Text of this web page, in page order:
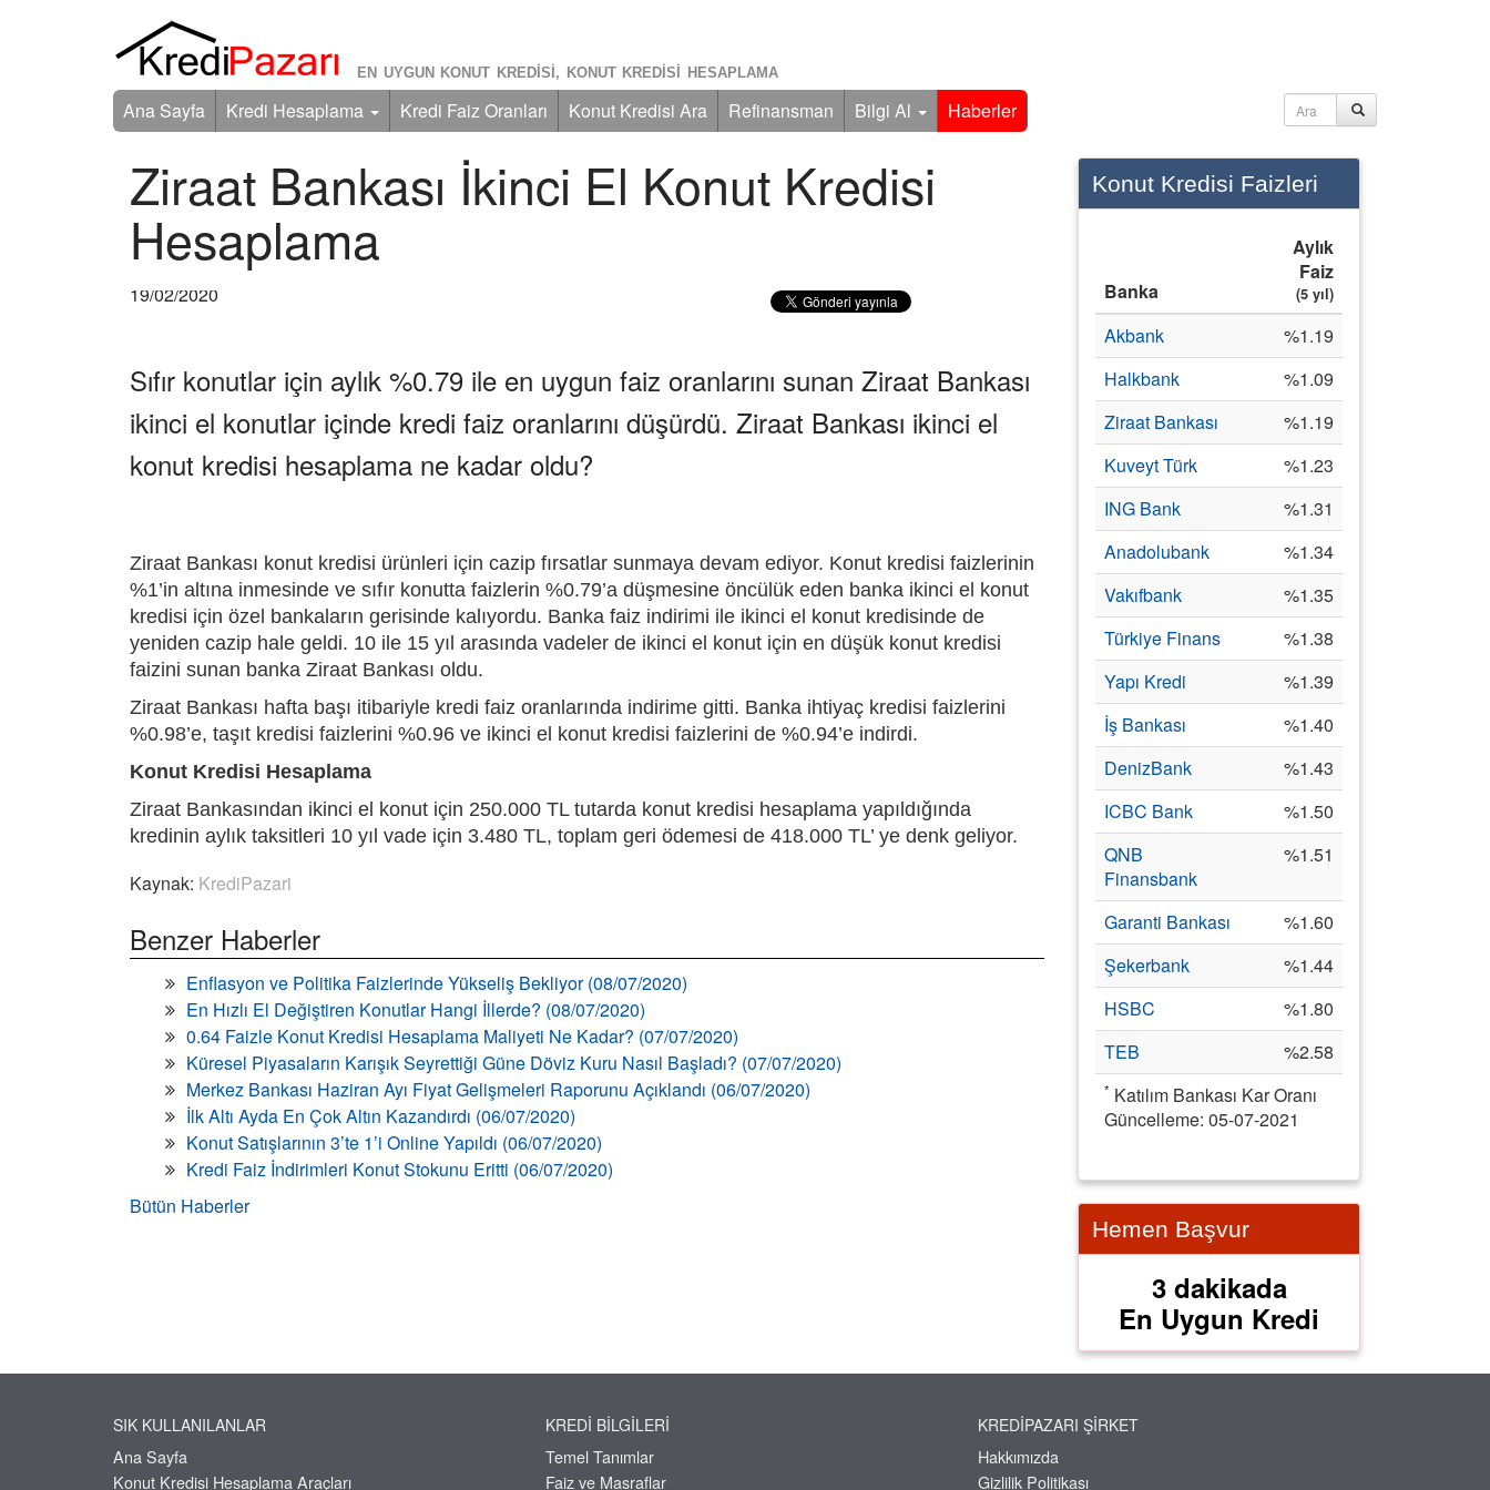
EN UYGUN KONUT KREDISI, KONUT KREDISI HESAPLAMA
Ana Sayfa Kredi Hesaplama Kredi Faiz Oranları Konut Kredisi Ara Refinansman Bilgi Al Haberler
Ziraat Bankası İkinci El Konut Kredisi
Hesaplama
19/02/2020
Sıfır konutlar için aylık %0.79 ile en uygun faiz oranlarını sunan Ziraat Bankası
ikinci el konutlar içinde kredi faiz oranlarını düşürdü. Ziraat Bankası ikinci el
konut kredisi hesaplama ne kadar oldu?
Ziraat Bankası konut kredisi ürünleri için cazip fırsatlar sunmaya devam ediyor. Konut kredisi faizlerinin
%1’in altına inmesinde ve sıfır konutta faizlerin %0.79’a düşmesine öncülük eden banka ikinci el konut
kredisi için özel bankaların gerisinde kalıyordu. Banka faiz indirimi ile ikinci el konut kredisinde de
yeniden cazip hale geldi. 10 ile 15 yıl arasında vadeler de ikinci el konut için en düşük konut kredisi
faizini sunan banka Ziraat Bankası oldu.
Ziraat Bankası hafta başı itibariyle kredi faiz oranlarında indirime gitti. Banka ihtiyaç kredisi faizlerini
%0.98’e, taşıt kredisi faizlerini %0.96 ve ikinci el konut kredisi faizlerini de %0.94’e indirdi.
Konut Kredisi Hesaplama
Ziraat Bankasından ikinci el konut için 250.000 TL tutarda konut kredisi hesaplama yapıldığında
kredinin aylık taksitleri 10 yıl vade için 3.480 TL, toplam geri ödemesi de 418.000 TL’ ye denk geliyor.
Kaynak: KrediPazari
Benzer Haberler
Enflasyon ve Politika Faizlerinde Yükseliş Bekliyor (08/07/2020)
En Hızlı El Değiştiren Konutlar Hangi İllerde? (08/07/2020)
0.64 Faizle Konut Kredisi Hesaplama Maliyeti Ne Kadar? (07/07/2020)
Küresel Piyasaların Karışık Seyrettiği Güne Döviz Kuru Nasıl Başladı? (07/07/2020)
Merkez Bankası Haziran Ayı Fiyat Gelişmeleri Raporunu Açıklandı (06/07/2020)
İlk Altı Ayda En Çok Altın Kazandırdı (06/07/2020)
Konut Satışlarının 3’te 1’i Online Yapıldı (06/07/2020)
Kredi Faiz İndirimleri Konut Stokunu Eritti (06/07/2020)
Bütün Haberler
Konut Kredisi Faizleri
Banka
Aylık
Faiz
(5 yıl)
* Katılım Bankası Kar Oranı
Güncelleme: 05-07-2021
Akbank
%1.19
Halkbank
%1.09
Ziraat Bankası
%1.19
Kuveyt Türk
%1.23
ING Bank
%1.31
Anadolubank
%1.34
Vakıfbank
%1.35
Türkiye Finans
%1.38
Yapı Kredi
%1.39
İş Bankası
%1.40
DenizBank
%1.43
ICBC Bank
%1.50
QNB
Finansbank
%1.51
Garanti Bankası
%1.60
Şekerbank
%1.44
HSBC
%1.80
TEB
%2.58
Hemen Başvur
3 dakikada
En Uygun Kredi
SIK KULLANILANLAR
Ana Sayfa
Konut Kredisi Hesaplama Araçları
KREDI BILGILERI
Temel Tanımlar
Faiz ve Masraflar
KREDIPAZARI ŞIRKET
Hakkımızda
Gizlilik Politikası